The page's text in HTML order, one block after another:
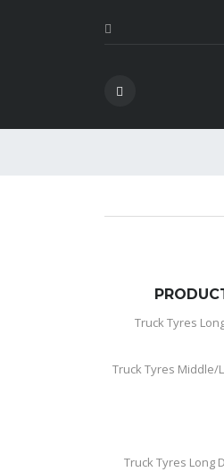
Truck Tyres
Truck Tyres Middle/
Truck Tyres Long